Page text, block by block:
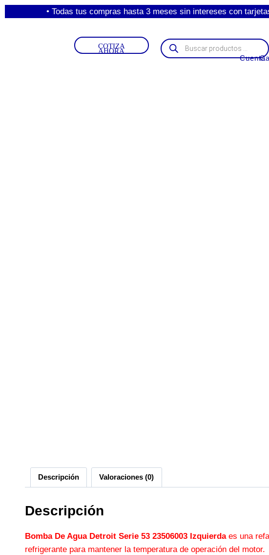
• Todas tus compras hasta 3 meses sin intereses con tarjetas
COTIZA
AHORA
Cuenta
Descripción Valoraciones (0)
Descripción
Bomba De Agua Detroit Serie 53 23506003 Izquierdaes una
refrigerante para mantener la temperatura de operación del motor.